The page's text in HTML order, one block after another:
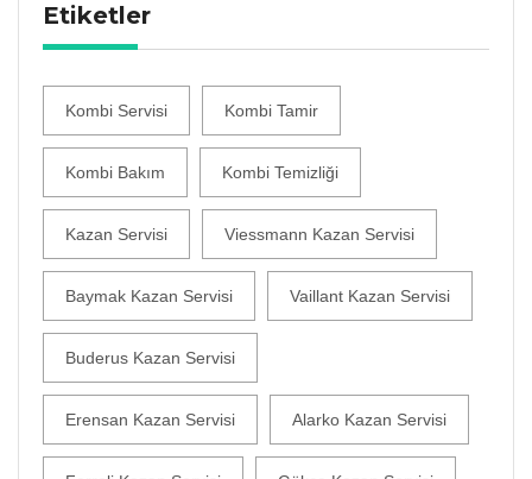
Etiketler
Kombi Servisi Kombi Tamir
Kombi Bakım Kombi Temizliği
Kazan Servisi Viessmann Kazan Servisi
Baymak Kazan Servisi Vaillant Kazan Servisi
Buderus Kazan Servisi
Erensan Kazan Servisi Alarko Kazan Servisi